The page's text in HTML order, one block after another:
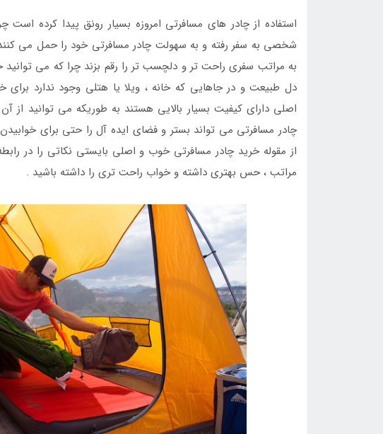
استفاده از چادر های مسافرتی امروزه بسیار رونق پیدا کرده است
شخصی به سفر رفته و به سهولت چادر مسافرتی خود را حمل می کنند
به مراتب سفری راحت تر و دلچسب تر را رقم بزند چرا که می
دل طبیعت و در جاهایی که خانه ، ویلا یا هتلی وجود ندارد برای
اصلی دارای کیفیت بسیار بالایی هستند به طوریکه می توانید از
چادر مسافرتی می تواند بستر و فضای ایده آل را حتی برای
از مقوله خرید چادر مسافرتی خوب و اصلی بایستی نکاتی را در
مراتب ، حس بهتری داشته و خواب راحت تری را داشته باشید .